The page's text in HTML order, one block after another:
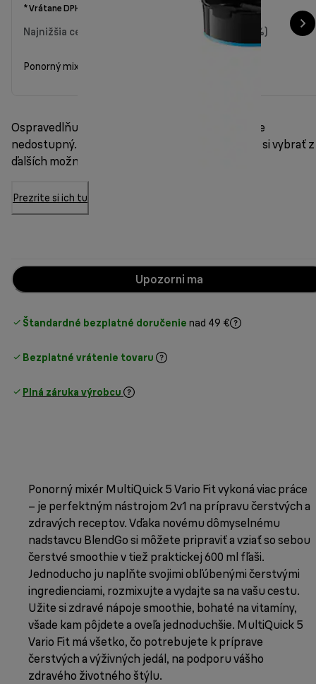
* Vrátane DPH
Najnižšia cena za posledných 30 dní 52,00 € (-60 %)
Ponorný mixér MultiQuick 5 Vario Fit MQ 5252 BKBL
Ospravedlňujeme sa, tento model je momentálne
nedostupný. Máme však dobrú správu – môžete si vybrať z
ďalších možností.
Prezrite si ich tu
Upozorni ma
Štandardné bezplatné doručenie nad 49 €
Bezplatné vrátenie tovaru
Plná záruka výrobcu
Ponorný mixér MultiQuick 5 Vario Fit vykoná viac práce
– je perfektným nástrojom 2v1 na prípravu čerstvých a
zdravých receptov. Vďaka novému dômyselnému
nadstavcu BlendGo si môžete pripraviť a vziať so sebou
čerstvé smoothie v tiež praktickej 600 ml fľaši.
Jednoducho ju naplňte svojimi obľúbenými čerstvými
ingredienciami, rozmixujte a vydajte sa na vašu cestu.
Užite si zdravé nápoje smoothie, bohaté na vitamíny,
všade kam pôjdete a oveľa jednoduchšie. MultiQuick 5
Vario Fit má všetko, čo potrebujete k príprave
čerstvých a výživných jedál, na podporu vášho
zdravého životného štýlu.